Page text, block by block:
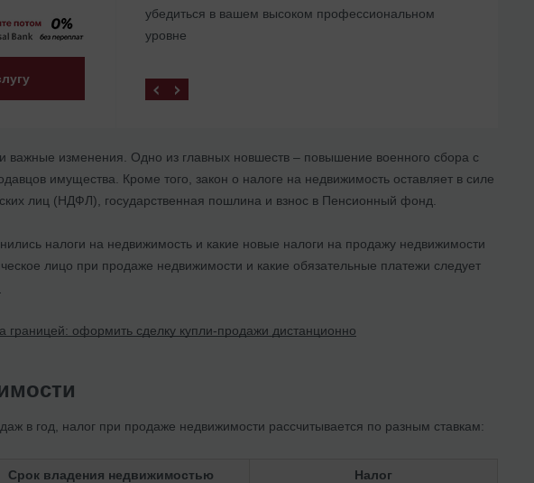
убедиться в вашем высоком профессиональном
уровне
важные изменения. Одно из главных новшеств – повышение военного сбора с
имущества. Кроме того, закон о налоге на недвижимость оставляет в силе
лиц (НДФЛ), государственная пошлина и взнос в Пенсионный фонд.
налоги на недвижимость и какие новые налоги на продажу недвижимости
лицо при продаже недвижимости и какие обязательные платежи следует
границей: оформить сделку купли-продажи дистанционно
в год, налог при продаже недвижимости рассчитывается по разным ставкам:
Срок владения недвижимостью Налог